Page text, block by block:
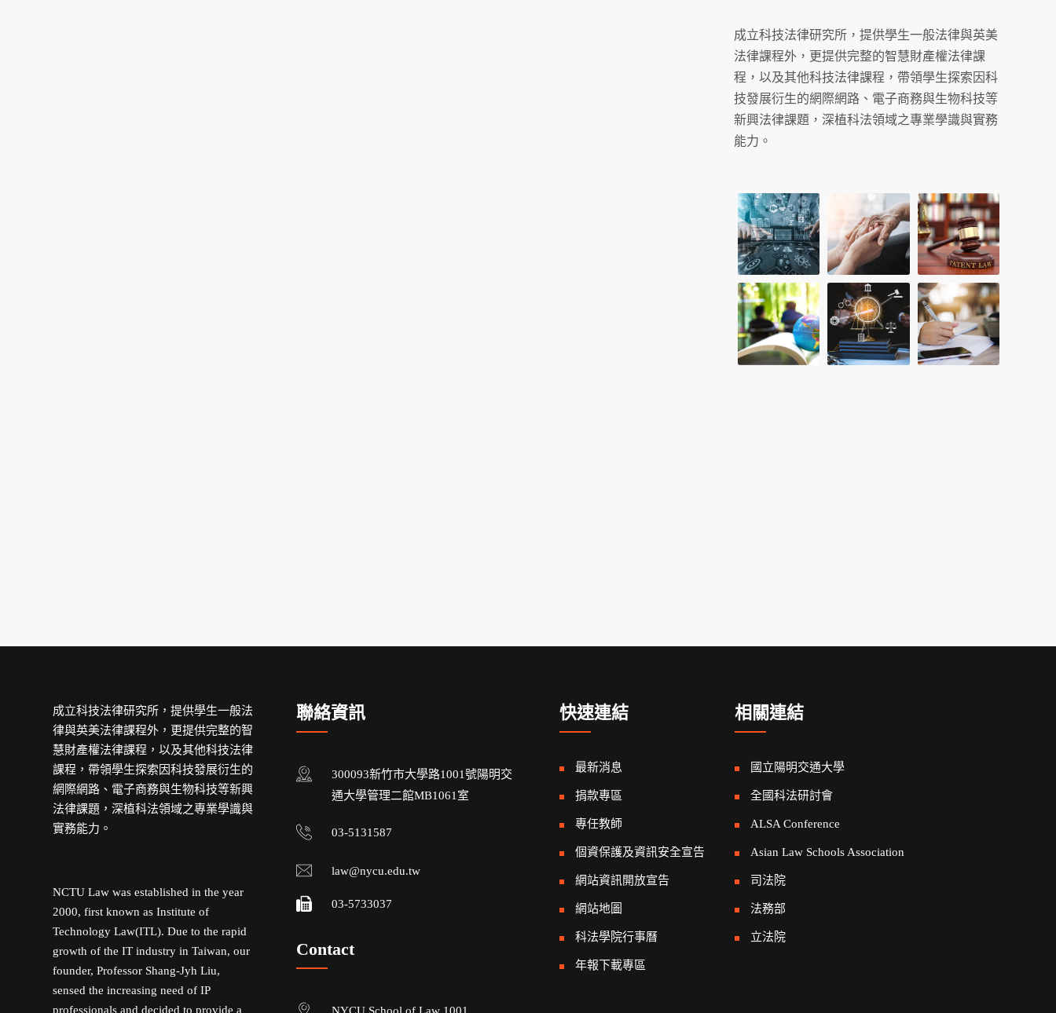
成立科技法律研究所，提供學生一般法律與英美
法律課程外，更提供完整的智慧財產權法律課
程，以及其他科技法律課程，帶領學生探索因科
技發展衍生的網際網路、電子商務與生物科技等
新興法律課題，深植科法領域之專業學識與實務
能力。
成立科技法律研究所，提供學生一般法
律與英美法律課程外，更提供完整的智
慧財產權法律課程，以及其他科技法律
課程，帶領學生探索因科技發展衍生的
網際網路、電子商務與生物科技等新興
法律課題，深植科法領域之專業學識與
實務能力。
NCTU Law was established in the year
2000, first known as Institute of
Technology Law(ITL). Due to the rapid
growth of the IT industry in Taiwan, our
founder, Professor Shang-Jyh Liu,
sensed the increasing need of IP
professionals and decided to provide a
聯絡資訊
300093新竹市大學路1001號陽明交
通大學管理二館MB1061室
03-5131587
law@nycu.edu.tw
03-5733037
Contact
快速連結
最新消息
捐款專區
專任教師
個資保護及資訊安全宣告
網站資訊開放宣告
網站地圖
科法學院行事曆
年報下載專區
相關連結
國立陽明交通大學
全國科法研討會
ALSA Conference
Asian Law Schools Association
司法院
法務部
立法院